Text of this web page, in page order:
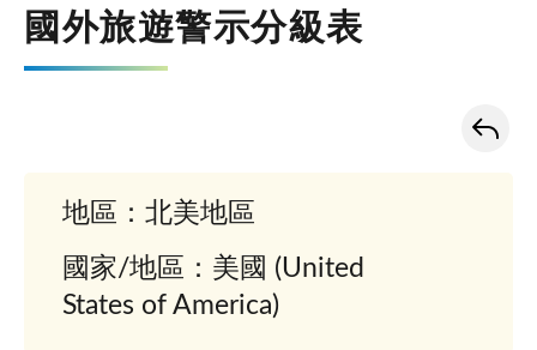
國外旅遊警示分級表
地區：北美地區
國家/地區：美國 (United
States of America)